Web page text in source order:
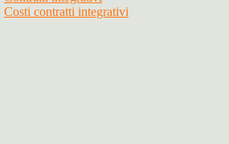
Costi contratti integrativi